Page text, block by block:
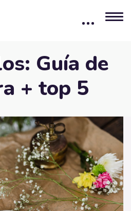
Guía de
+ top 5